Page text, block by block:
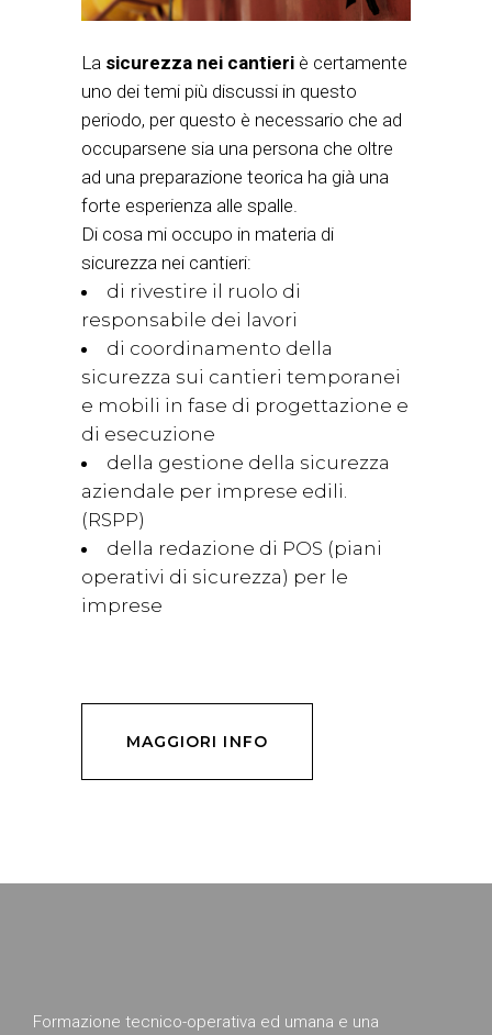
La sicurezza nei cantieri è certamente
uno dei temi più discussi in questo
periodo, per questo è necessario che ad
occuparsene sia una persona che oltre
ad una preparazione teorica ha già una
forte esperienza alle spalle.
Di cosa mi occupo in materia di
sicurezza nei cantieri:
di rivestire il ruolo di
responsabile dei lavori
di coordinamento della
sicurezza sui cantieri temporanei
e mobili in fase di progettazione e
di esecuzione
della gestione della sicurezza
aziendale per imprese edili.
(RSPP)
della redazione di POS (piani
operativi di sicurezza) per le
imprese
MAGGIORI INFO
Formazione tecnico-operativa ed umana e una